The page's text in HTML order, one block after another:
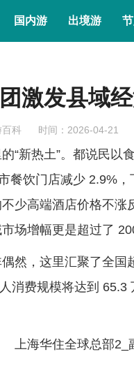
国内游 出境游
激发县域
百科 时间：2026-04-21
新热土”。都说民以
餐饮门店减少 2.9%
少高端酒店价格不
场增幅更是超过了
，这里汇聚了全国
消费规模将达到